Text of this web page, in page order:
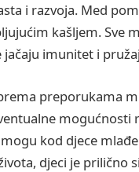
i razvoja. Med
kašljem. Sve
imunitet i
preporukama
kod djece
djeci je prilično